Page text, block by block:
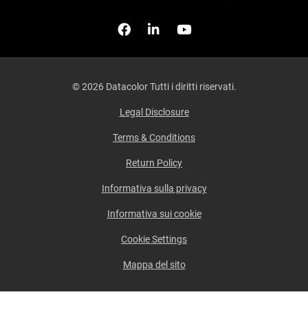
FacebookSeguici su Linkedin
Guardaci su
© 2026 Datacolor Tutti i diritti riservati.
Legal Disclosure
Terms & Conditions
Return Policy
Informativa sulla privacy
Informativa sui cookie
Cookie Settings
Mappa del sito